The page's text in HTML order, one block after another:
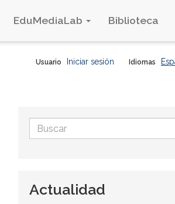
EduMediaLab Biblioteca
Idiomas
Usuario Iniciar sesión
Formulario
de
Actualidad